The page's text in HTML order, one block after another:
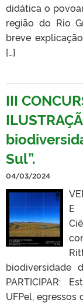
didática o
região do Rio
breve
[…]
III
Sul”.
04/03/2024
E
biodiversidade
PARTICIPAR:
UFPel, egressos